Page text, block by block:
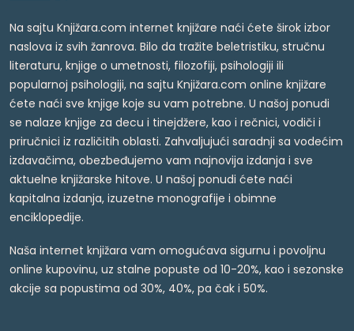
Na sajtu Knjižara.com internet knjižare naći ćete širok izbor
naslova iz svih žanrova. Bilo da tražite beletristiku, stručnu
literaturu, knjige o umetnosti, filozofiji, psihologiji ili
popularnoj psihologiji, na sajtu Knjižara.com online knjižare
ćete naći sve knjige koje su vam potrebne. U našoj ponudi
se nalaze knjige za decu i tinejdžere, kao i rečnici, vodiči i
priručnici iz različitih oblasti. Zahvaljujući saradnji sa vodećim
izdavačima, obezbeđujemo vam najnovija izdanja i sve
aktuelne knjižarske hitove. U našoj ponudi ćete naći
kapitalna izdanja, izuzetne monografije i obimne
enciklopedije.
Naša internet knjižara vam omogućava sigurnu i povoljnu
online kupovinu, uz stalne popuste od 10-20%, kao i sezonske
akcije sa popustima od 30%, 40%, pa čak i 50%.